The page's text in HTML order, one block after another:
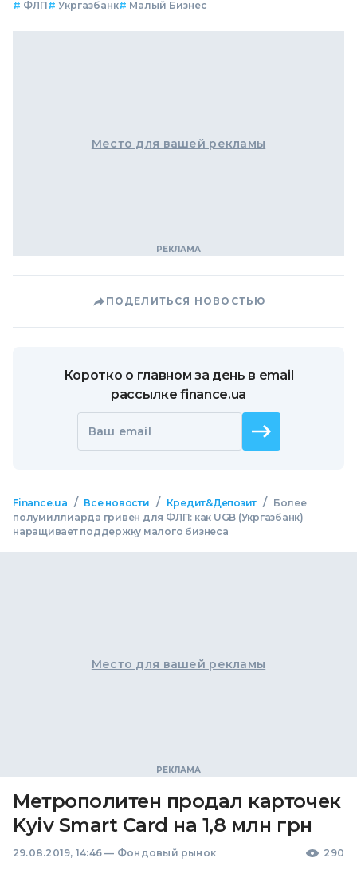
# ФЛП# Укргазбанк# Малый Бизнес
Место для вашей рекламы
ПОДЕЛИТЬСЯ НОВОСТЬЮ
Коротко о главном за день в email
рассылке finance.ua
Ваш email
Finance.ua / Все новости / Кредит&Депозит /
Более
полумиллиарда гривен для ФЛП: как UGB (Укргазбанк)
наращивает поддержку малого бизнеса
Место для вашей рекламы
Метрополитен продал карточек
Kyiv Smart Card на 1,8 млн грн
29.08.2019, 14:46 — Фондовый рынок 290